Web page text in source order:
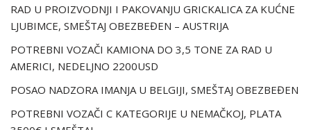
RAD U PROIZVODNJI I PAKOVANJU GRICKALICA ZA KUĆNE
LJUBIMCE, SMEŠTAJ OBEZBEĐEN – AUSTRIJA
POTREBNI VOZAČI KAMIONA DO 3,5 TONE ZA RAD U
AMERICI, NEDELJNO 2200USD
POSAO NADZORA IMANJA U BELGIJI, SMEŠTAJ OBEZBEĐEN
POTREBNI VOZAČI C KATEGORIJE U NEMAČKOJ, PLATA